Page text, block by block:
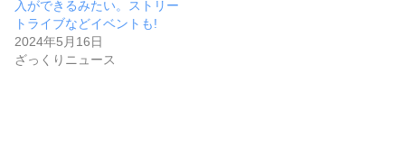
入ができるみたい。ストリー
トライブなどイベントも!
2024年5月16日
ざっくりニュース